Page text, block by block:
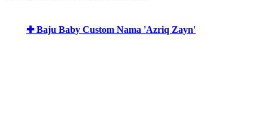
✚ Baju Baby Custom Nama 'Azriq Zayn'